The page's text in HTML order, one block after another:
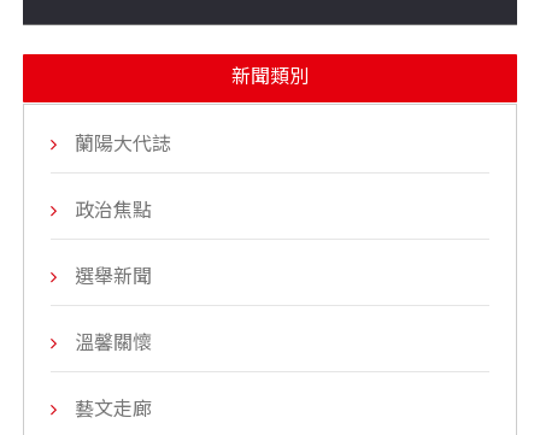
新聞類別
蘭陽大代誌
政治焦點
選舉新聞
溫馨關懷
藝文走廊